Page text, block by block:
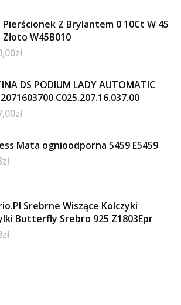
Pierścionek Z Brylantem 0 10Ct W 45
Złoto W45B010
zł
DS PODIUM LADY AUTOMATIC
C025.207.16.037.00
zł
Mata ognioodporna 5459 E5459
zł
Srebrne Wiszące Kolczyki
Butterfly Srebro 925 Z1803Epr
zł